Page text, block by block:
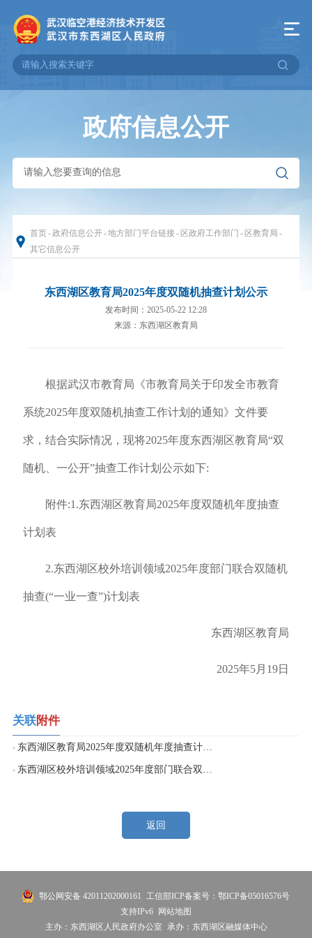
政府信息公开
首页-政府信息公开-地方部门平台链接- 区政府工作部门 - 区教育局 -
其它信息公开
东西湖区教育局2025年度双随机抽查计划公示
发布时间：2025-05-22 12:28
来源：东西湖区教育局
根据武汉市教育局《市教育局关于印发全市教育
系统2025年度双随机抽查工作计划的通知》文件要
求，结合实际情况，现将2025年度东西湖区教育局“双
随机、一公开”抽查工作计划公示如下:
附件:1.东西湖区教育局2025年度双随机年度抽查
计划表
2.东西湖区校外培训领域2025年度部门联合双随机
抽查(“一业一查”)计划表
东西湖区教育局
2025年5月19日
关联附件
东西湖区教育局2025年度双随机年度抽查计划表.doc
东西湖区校外培训领域2025年度部门联合双随机抽查（“一业一查”）计划表.doc
返回
鄂公网安备 42011202000161
工信部ICP备案号：鄂ICP备05016576号
支持IPv6 网站地图
主办：东西湖区人民政府办公室
承办：东西湖区融媒体中心